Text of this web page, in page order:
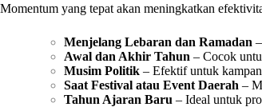
Momentum yang tepat akan meningkatkan
Menjelang Lebaran dan Ramadan
Awal dan Akhir Tahun – Cocok
Musim Politik – Efektif untuk
Saat Festival atau Event Daerah –
Tahun Ajaran Baru – Ideal untuk